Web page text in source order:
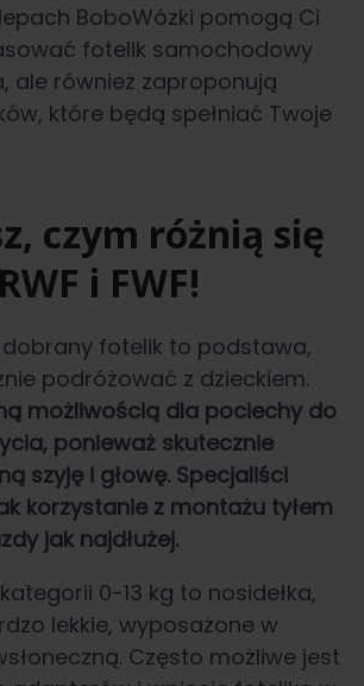
BoboWózki pomogą Ci
fotelik samochodowy
ale również zaproponują
które będą spełniać Twoje
czym różnią się
i FWF!
fotelik to podstawa,
podróżować z dzieckiem.
możliwością dla pociechy do
ponieważ skutecznie
szyję i głowę. Specjaliści
korzystanie z montażu tyłem
jak najdłużej.
kategorii 0-13 kg to nosidełka,
lekkie, wyposażone w
Często możliwe jest